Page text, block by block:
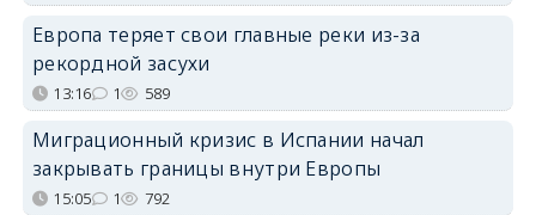
Европа теряет свои главные реки из-за
рекордной засухи
13:16 1 589
Миграционный кризис в Испании начал
закрывать границы внутри Европы
15:05 1 792